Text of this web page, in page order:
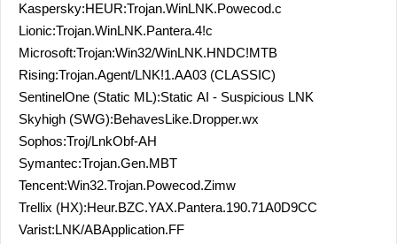
Kaspersky:HEUR:Trojan.WinLNK.Powecod.c
Lionic:Trojan.WinLNK.Pantera.4!c
Microsoft:Trojan:Win32/WinLNK.HNDC!MTB
Rising:Trojan.Agent/LNK!1.AA03 (CLASSIC)
SentinelOne (Static ML):Static AI - Suspicious LNK
Skyhigh (SWG):BehavesLike.Dropper.wx
Sophos:Troj/LnkObf-AH
Symantec:Trojan.Gen.MBT
Tencent:Win32.Trojan.Powecod.Zimw
Trellix (HX):Heur.BZC.YAX.Pantera.190.71A0D9CC
Varist:LNK/ABApplication.FF